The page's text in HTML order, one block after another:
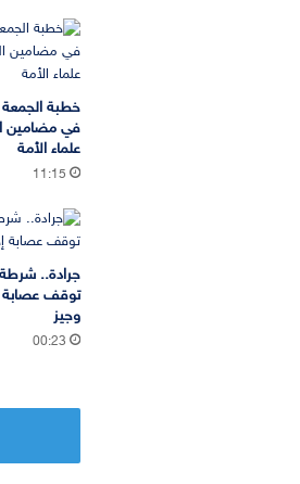
خطبة
في مضامين
علماء الأمة
11:15
جرادة..
توقف
وجيز
00:23